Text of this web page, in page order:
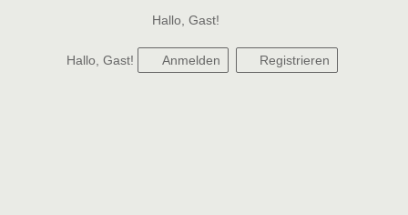
Hallo, Gast!
Hallo, Gast! Anmelden Registrieren